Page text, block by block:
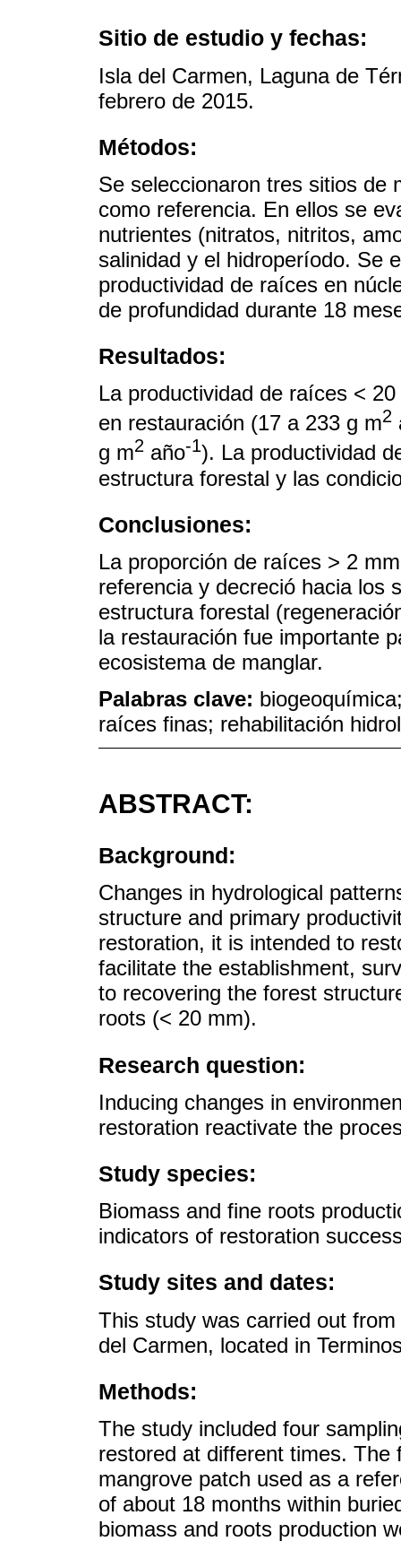
Sitio de estudio y fechas:
Isla del Carmen, Laguna de
febrero de 2015.
Métodos:
Se seleccionaron tres sitios de
como referencia. En ellos se
nutrientes (nitratos, nitritos,
salinidad y el hidroperíodo. Se
productividad de raíces en
de profundidad durante 18
Resultados:
La productividad de raíces <
en restauración (17 a 233 g m2
g m2 año-1). La productividad
estructura forestal y las
Conclusiones:
La proporción de raíces > 2
referencia y decreció hacia los
estructura forestal
la restauración fue importante
ecosistema de manglar.
Palabras clave:
raíces finas; rehabilitación
ABSTRACT:
Background:
Changes in hydrological
structure and primary
restoration, it is intended to
facilitate the establishment,
to recovering the forest
roots (< 20 mm).
Research question:
Inducing changes in
restoration reactivate the
Study species:
Biomass and fine roots
indicators of restoration
Study sites and dates:
This study was carried out
del Carmen, located in
Methods:
The study included four
restored at different times. The
mangrove patch used as a
of about 18 months within
biomass and roots production